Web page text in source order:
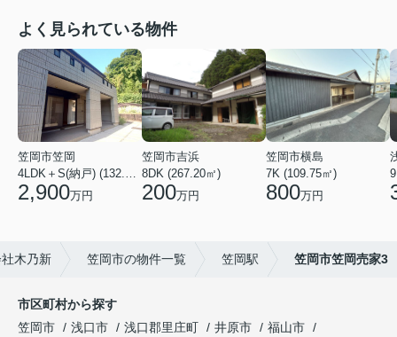
よく見られている物件
笠岡市笠岡
2,900万円
笠岡市吉浜
8DK (267.20㎡)
200万円
笠岡市横島
7K (109.75㎡)
800万円
木乃新 笠岡市の物件一覧 笠岡駅 笠岡市笠岡売家3
市区町村から探す
笠岡市
浅口市 浅口郡里庄町 井原市
福山市